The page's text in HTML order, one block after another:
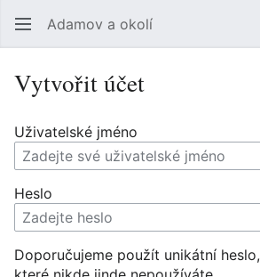
Adamov a okolí
Vytvořit účet
Uživatelské jméno
Heslo
Doporučujeme použít unikátní heslo,